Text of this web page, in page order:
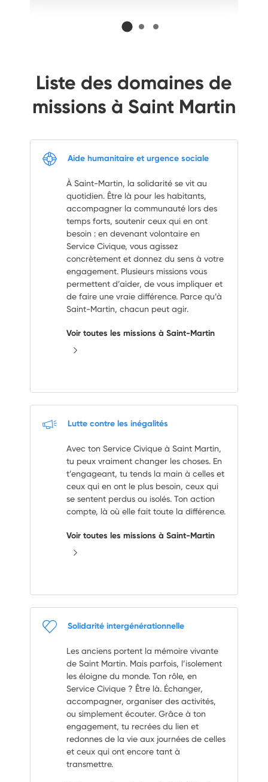
Liste des domaines de
missions à Saint Martin
Aide humanitaire et urgence sociale
À Saint-Martin, la solidarité se vit au
quotidien. Être là pour les habitants,
accompagner la communauté lors des
temps forts, soutenir ceux qui en ont
besoin : en devenant volontaire en
Service Civique, vous agissez
concrètement et donnez du sens à votre
engagement. Plusieurs missions vous
permettent d’aider, de vous impliquer et
de faire une vraie différence. Parce qu’à
Saint-Martin, chacun peut agir.
Voir toutes les missions à Saint-Martin
Lutte contre les inégalités
Avec ton Service Civique à Saint Martin,
tu peux vraiment changer les choses. En
t’engageant, tu tends la main à celles et
ceux qui en ont le plus besoin, ceux qui
se sentent perdus ou isolés. Ton action
compte, là où elle fait toute la différence.
Voir toutes les missions à Saint-Martin
Solidarité intergénérationnelle
Les anciens portent la mémoire vivante
de Saint Martin. Mais parfois, l’isolement
les éloigne du monde. Ton rôle, en
Service Civique ? Être là. Échanger,
accompagner, organiser des activités,
ou simplement écouter. Grâce à ton
engagement, tu recrées du lien et
redonnes de la vie aux journées de celles
et ceux qui ont encore tant à
transmettre.